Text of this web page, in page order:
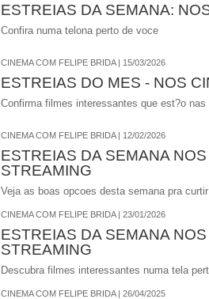
ESTREIAS DA SEMANA:
Confira numa telona perto de voce
CINEMA COM FELIPE BRIDA | 15/03/2026
ESTREIAS DO MES - NOS
Confirma filmes interessantes que est?o nas
CINEMA COM FELIPE BRIDA | 12/02/2026
ESTREIAS DA SEMANA
STREAMING
Veja as boas opcoes desta semana pra
CINEMA COM FELIPE BRIDA | 23/01/2026
ESTREIAS DA SEMANA
STREAMING
Descubra filmes interessantes numa tela
CINEMA COM FELIPE BRIDA | 26/04/2025